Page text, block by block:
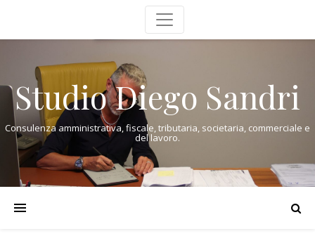
Studio Diego Sandri
Consulenza amministrativa, fiscale, tributaria, societaria, commerciale e
del lavoro.